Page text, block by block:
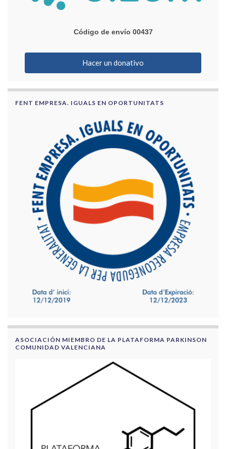
Código de envío 00437
Hacer un donativo
FENT EMPRESA. IGUALS EN OPORTUNITATS
ASOCIACIÓN MIEMBRO DE LA PLATAFORMA PARKINSON
COMUNIDAD VALENCIANA